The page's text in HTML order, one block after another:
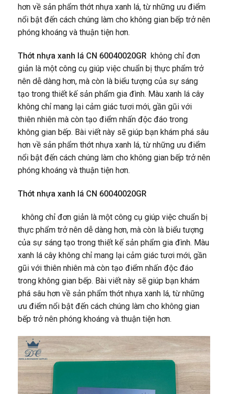
hơn về sản phẩm thớt nhựa xanh lá, từ những ưu điểm
nổi bật đến cách chúng làm cho không gian bếp trở nên
phóng khoáng và thuận tiện hơn.
Thớt nhựa xanh lá CN 60040020GR không chỉ đơn
giản là một công cụ giúp việc chuẩn bị thực phẩm trở
nên dễ dàng hơn, mà còn là biểu tượng của sự sáng
tạo trong thiết kế sản phẩm gia đình. Màu xanh lá cây
không chỉ mang lại cảm giác tươi mới, gần gũi với
thiên nhiên mà còn tạo điểm nhấn độc đáo trong
không gian bếp. Bài viết này sẽ giúp bạn khám phá sâu
hơn về sản phẩm thớt nhựa xanh lá, từ những ưu điểm
nổi bật đến cách chúng làm cho không gian bếp trở nên
phóng khoáng và thuận tiện hơn.
Thớt nhựa xanh lá CN 60040020GR
không chỉ đơn giản là một công cụ giúp việc chuẩn bị
thực phẩm trở nên dễ dàng hơn, mà còn là biểu tượng
của sự sáng tạo trong thiết kế sản phẩm gia đình. Màu
xanh lá cây không chỉ mang lại cảm giác tươi mới, gần
gũi với thiên nhiên mà còn tạo điểm nhấn độc đáo
trong không gian bếp. Bài viết này sẽ giúp bạn khám
phá sâu hơn về sản phẩm thớt nhựa xanh lá, từ những
ưu điểm nổi bật đến cách chúng làm cho không gian
bếp trở nên phóng khoáng và thuận tiện hơn.